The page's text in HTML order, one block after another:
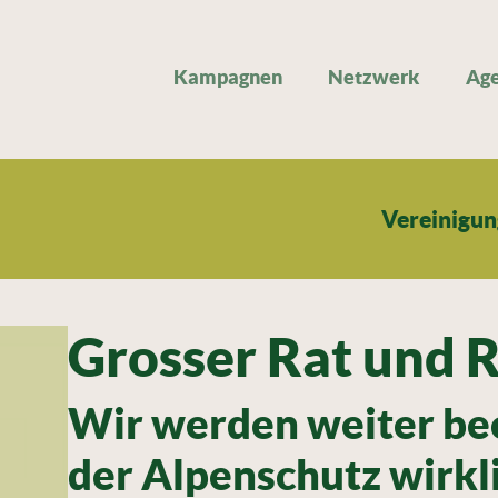
Kampagnen Netzwerk
Grosser Rat und
Wir werden weiter
der Alpenschutz